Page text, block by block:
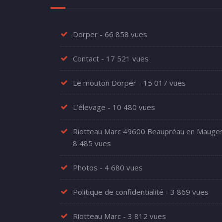
Dorper - 66 858 vues
Contact - 17 521 vues
Le mouton Dorper - 15 017 vues
L’élevage - 10 480 vues
Riotteau Marc 49600 Beaupréau en
8 485 vues
Photos - 4 680 vues
Politique de confidentialité - 3 869 vues
Riotteau Marc - 3 812 vues